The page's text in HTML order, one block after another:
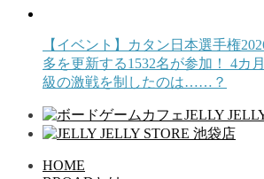
【イベント】カタン日本選手権
多を更新する1532名が参加！ 4カ
級の激戦を制したのは……？
HOME